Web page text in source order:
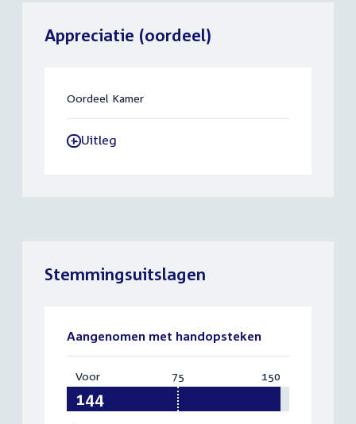
Appreciatie (oordeel)
Oordeel Kamer
-Uitleg
Stemmingsuitslagen
Aangenomen met handopsteken
Voor:
144
75 150